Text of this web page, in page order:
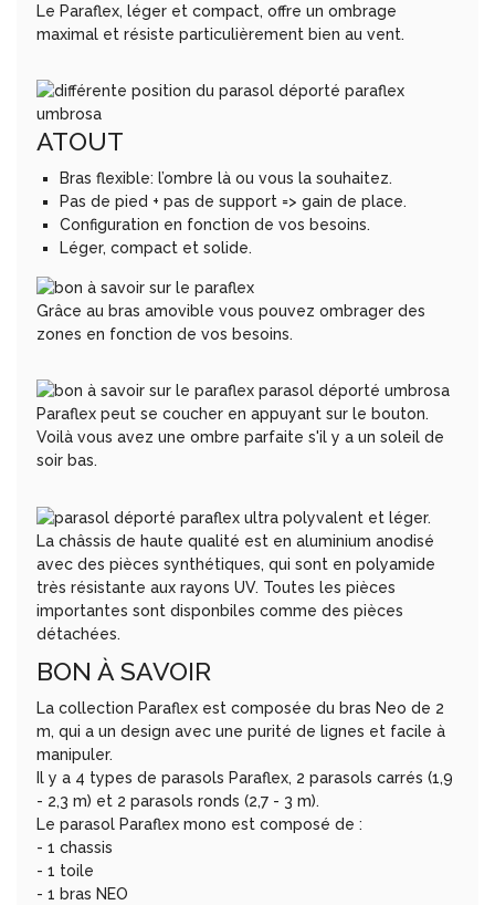
Le Paraflex, léger et compact, offre un ombrage
maximal et résiste particulièrement bien au vent.
ATOUT
Bras flexible: l’ombre là ou vous la souhaitez.
Pas de pied + pas de support => gain de place.
Configuration en fonction de vos besoins.
Léger, compact et solide.
Grâce au bras amovible vous pouvez ombrager des
zones en fonction de vos besoins.
Paraflex peut se coucher en appuyant sur le bouton.
Voilà vous avez une ombre parfaite s'il y a un soleil de
soir bas.
La châssis de haute qualité est en aluminium anodisé
avec des pièces synthétiques, qui sont en polyamide
très résistante aux rayons UV. Toutes les pièces
importantes sont disponbiles comme des pièces
détachées.
BON À SAVOIR
La collection Paraflex est composée du bras Neo de 2
m, qui a un design avec une purité de lignes et facile à
manipuler.
Il y a 4 types de parasols Paraflex, 2 parasols carrés (1,9
- 2,3 m) et 2 parasols ronds (2,7 - 3 m).
Le parasol Paraflex mono est composé de :
- 1 chassis
- 1 toile
- 1 bras NEO